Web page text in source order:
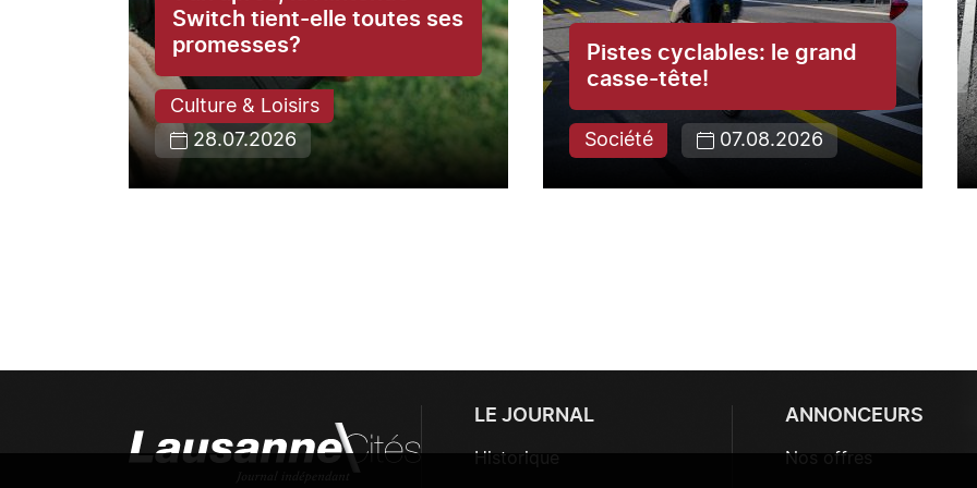
Switch tient-elle toutes ses
promesses?
Culture & Loisirs
28.07.2026
Pistes cyclables: le grand
casse-tête!
Société 07.08.2026
LE JOURNAL
Historique
ANNONCEURS
Nos offres